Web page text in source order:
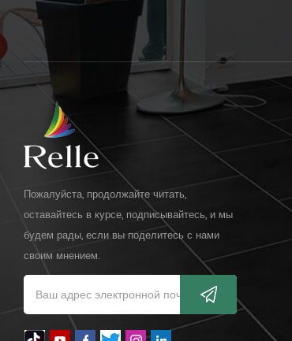
Пожалуйста, продолжайте читать,
оставайтесь в курсе, подписывайтесь, и мы
будем рады, если вы поделитесь с нами
своим мнением.